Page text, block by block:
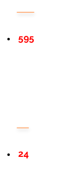
595
24